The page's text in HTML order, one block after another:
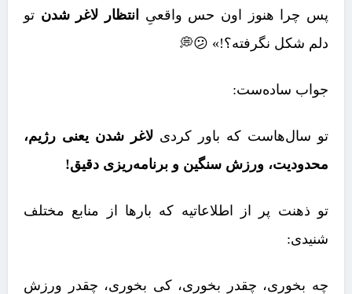
پس چرا هنوز اون حس واقعیِ انتظار لاغر شدن تو
دلم شکل نگرفته؟!» 😕💭
جواب ساده‌ست:
تو سال‌هاست که باور کردی لاغر شدن یعنی رژیم،
محدودیت، ورزش سنگین و برنامه‌ریزی دقیق!
تو ذهنت پر از اطلاعاتیه که بارها از منابع مختلف
شنیدی:
چه بخوری، چقدر بخوری، کی بخوری، چقدر ورزش